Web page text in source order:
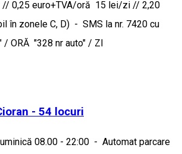
0,25 euro+TVA/oră 15 lei/zi // 2,20
în zonele C, D) - SMS la nr. 7420 cu
ORĂ "328 nr auto" / ZI
- 54 locuri
08.00 - 22:00 - Automat parcare